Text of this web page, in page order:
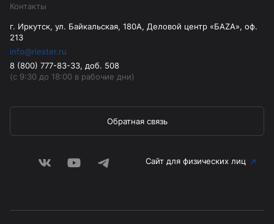
Контакты
г. Иркутск, ул. Байкальская, 180А, Деловой центр «БАZА», оф.
213
info@riester.ru
8 (800) 777-83-33, доб. 508
(с 9:30 до 18:00 в рабочие дни)
Обратная связь
Сайт для физических лиц